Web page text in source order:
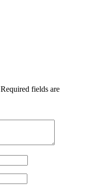
Required fields are